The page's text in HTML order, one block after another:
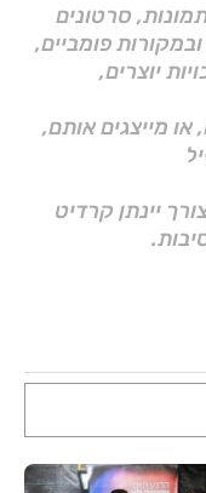
סרטונים
פומביים,
לחוק זכויות יוצרים,
מייצגים אותם,
יינתן קרדיט